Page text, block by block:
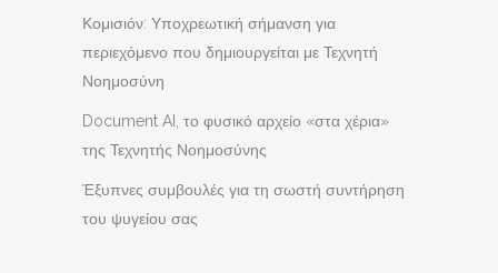
Κομισιόν: Υποχρεωτική σήμανση για
περιεχόμενο που δημιουργείται με Τεχνητή
Νοημοσύνη
Document AI, το φυσικό αρχείο «στα χέρια»
της Τεχνητής Νοημοσύνης
Έξυπνες συμβουλές για τη σωστή συντήρηση
του ψυγείου σας